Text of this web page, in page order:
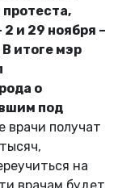
и 29 ноября –
итоге мэр
о
под
врачи получат
на